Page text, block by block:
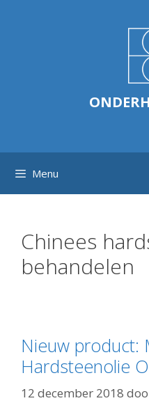
Menu
Chinees
behandelen
Nieuw product:
Hardsteenolie
12 december 2018